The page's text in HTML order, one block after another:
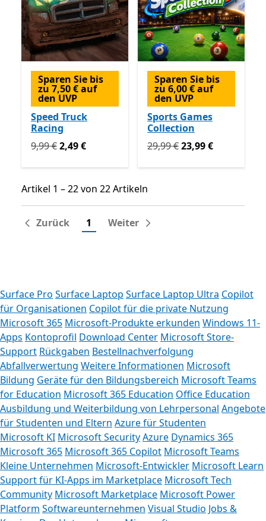
Sparen Sie bis
zu 7,50 € auf
den UVP
Speed Truck
Racing
Ursprünglich 9,99 € jetzt 2,49 €
9,99 €2,49 €
Sparen Sie bis
zu 6,00 € auf
den UVP
Sports Games
Collection
Ursprünglich 29,99 € jetzt
29,99 €23,99 €
Artikel 1 – 22 von 22 Artikeln
Artikel 1 – 22 von 22 Artikeln
Zurück 1 Weiter
Surface Pro Surface Laptop Surface Laptop Ultra Copilot
für Organisationen Copilot für die private Nutzung
Microsoft 365 Microsoft-Produkte erkunden Windows 11-
Apps Kontoprofil Download Center Microsoft Store-
Support Rückgaben Bestellnachverfolgung
Abfallverwertung Weitere Informationen Microsoft
Bildung Geräte für den Bildungsbereich Microsoft Teams
for Education Microsoft 365 Education Office Education
Ausbildung und Weiterbildung von Lehrpersonal Angebote
für Studenten und Eltern Azure für Studenten
Microsoft KI Microsoft SecurityAzure Dynamics 365
Microsoft 365 Microsoft 365 Copilot Microsoft Teams
Kleine Unternehmen Microsoft-Entwickler Microsoft Learn
Support für KI-Apps im Marketplace Microsoft Tech
Community Microsoft Marketplace Microsoft Power
Platform Softwareunternehmen Visual Studio Jobs &
Wie können wir helfen?